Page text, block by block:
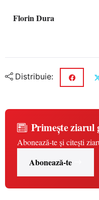
Florin Dura
Distribuie:
Primește ziarul
Abonează-te și citești
Abonează-te